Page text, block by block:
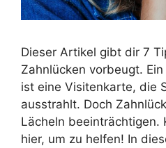
Dieser Artikel gibt dir 7
Zahnlücken vorbeugt.
ist eine Visitenkarte, die
ausstrahlt. Doch
Lächeln beeinträchtigen.
hier, um zu helfen! In